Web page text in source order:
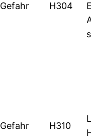
Gefahr H304
Gefahr H310